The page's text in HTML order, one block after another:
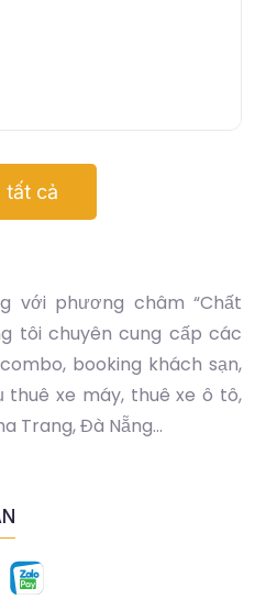
tất cả
với phương châm “Chất
tôi chuyên cung cấp các
booking khách sạn,
thuê xe máy, thuê xe ô tô,
Trang, Đà Nẵng...